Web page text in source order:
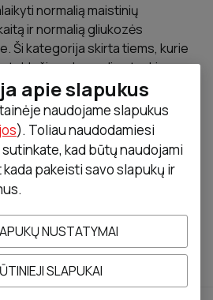
normalią maistinių
ir normalią gliukozės
Ši kategorija skirta tiems, kurie
tablečių ar kapsulių atsakingam
(Ashwagandha) Cinkas
Produkto tipas
Rūšiuoti pagal
apie slapukus
naudojame slapukus
). Toliau naudodamiesi
kad būtų naudojami
pakeisti savo slapukų ir
NUSTATYMAI
SLAPUKAI